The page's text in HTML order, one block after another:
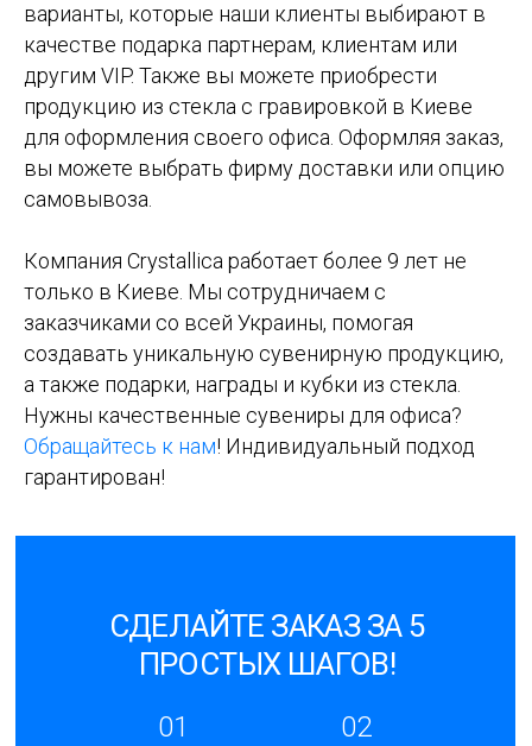
варианты, которые наши клиенты выбирают в
качестве подарка партнерам, клиентам или
другим VIP. Также вы можете приобрести
продукцию из стекла с гравировкой в Киеве
для оформления своего офиса. Оформляя заказ,
вы можете выбрать фирму доставки или опцию
самовывоза.
Компания Crystallica работает более 9 лет не
только в Киеве. Мы сотрудничаем с
заказчиками со всей Украины, помогая
создавать уникальную сувенирную продукцию,
а также подарки, награды и кубки из стекла.
Нужны качественные сувениры для офиса?
Обращайтесь к нам! Индивидуальный подход
гарантирован!
01 02
СДЕЛАЙТЕ ЗАКАЗ ЗА 5
ПРОСТЫХ ШАГОВ!